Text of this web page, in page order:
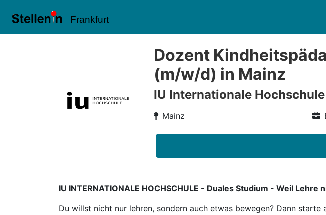
Frankfurt
Dozent
(m/w/d) in Mainz
IU Internationale Hochschule
Mainz
IU INTERNATIONALE HOCHSCHULE - Duales Studium - Weil
Du willst nicht nur lehren, sondern auch etwas bewegen? Dann